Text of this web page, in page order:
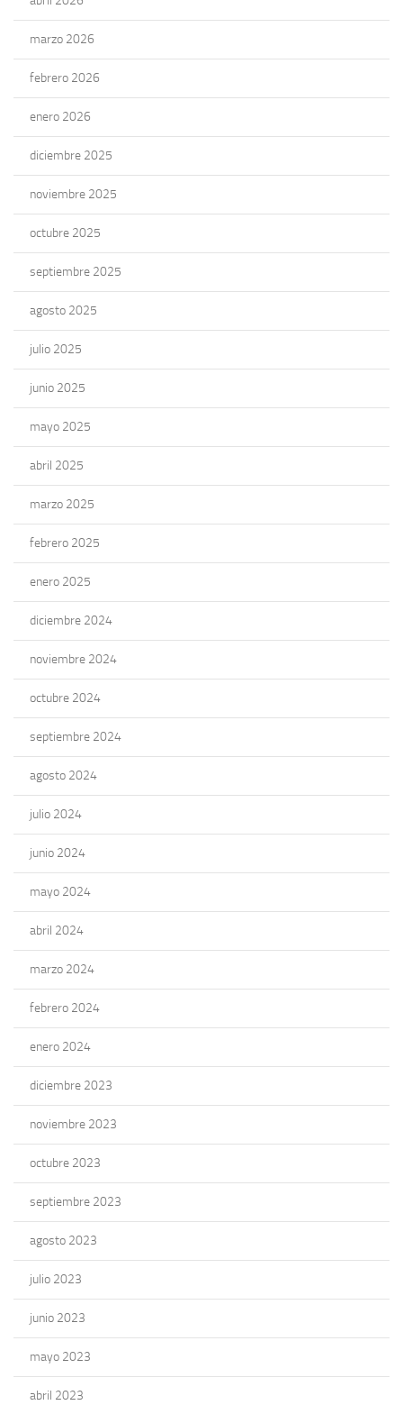
marzo 2026
febrero 2026
enero 2026
diciembre 2025
noviembre 2025
octubre 2025
septiembre 2025
agosto 2025
julio 2025
junio 2025
mayo 2025
abril 2025
marzo 2025
febrero 2025
enero 2025
diciembre 2024
noviembre 2024
octubre 2024
septiembre 2024
agosto 2024
julio 2024
junio 2024
mayo 2024
abril 2024
marzo 2024
febrero 2024
enero 2024
diciembre 2023
noviembre 2023
octubre 2023
septiembre 2023
agosto 2023
julio 2023
junio 2023
mayo 2023
abril 2023